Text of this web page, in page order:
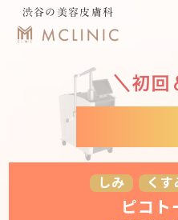
渋谷の美容皮膚科
＼初回
ピコト
しみ くす
ピコト